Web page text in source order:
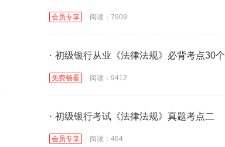
会员专享 阅读：7909
· 初级银行从业《法律法规》必背考点30个
免费畅看 阅读：9412
· 初级银行考试《法律法规》真题考点二
会员专享 阅读：464